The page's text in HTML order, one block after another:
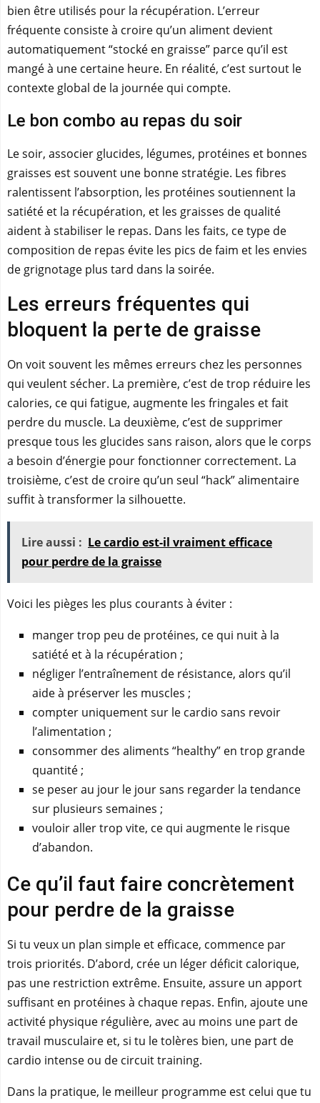
bien être utilisés pour la récupération. L’erreur
fréquente consiste à croire qu’un aliment devient
automatiquement “stocké en graisse” parce qu’il est
mangé à une certaine heure. En réalité, c’est surtout le
contexte global de la journée qui compte.
Le bon combo au repas du soir
Le soir, associer glucides, légumes, protéines et bonnes
graisses est souvent une bonne stratégie. Les fibres
ralentissent l’absorption, les protéines soutiennent la
satiété et la récupération, et les graisses de qualité
aident à stabiliser le repas. Dans les faits, ce type de
composition de repas évite les pics de faim et les envies
de grignotage plus tard dans la soirée.
Les erreurs fréquentes qui
bloquent la perte de graisse
On voit souvent les mêmes erreurs chez les personnes
qui veulent sécher. La première, c’est de trop réduire les
calories, ce qui fatigue, augmente les fringales et fait
perdre du muscle. La deuxième, c’est de supprimer
presque tous les glucides sans raison, alors que le corps
a besoin d’énergie pour fonctionner correctement. La
troisième, c’est de croire qu’un seul “hack” alimentaire
suffit à transformer la silhouette.
Lire aussi : Le cardio est-il vraiment efficace
pour perdre de la graisse
Voici les pièges les plus courants à éviter :
manger trop peu de protéines, ce qui nuit à la
satiété et à la récupération ;
négliger l’entraînement de résistance, alors qu’il
aide à préserver les muscles ;
compter uniquement sur le cardio sans revoir
l’alimentation ;
consommer des aliments “healthy” en trop grande
quantité ;
se peser au jour le jour sans regarder la tendance
sur plusieurs semaines ;
vouloir aller trop vite, ce qui augmente le risque
d’abandon.
Ce qu’il faut faire concrètement
pour perdre de la graisse
Si tu veux un plan simple et efficace, commence par
trois priorités. D’abord, crée un léger déficit calorique,
pas une restriction extrême. Ensuite, assure un apport
suffisant en protéines à chaque repas. Enfin, ajoute une
activité physique régulière, avec au moins une part de
travail musculaire et, si tu le tolères bien, une part de
cardio intense ou de circuit training.
Dans la pratique, le meilleur programme est celui que tu